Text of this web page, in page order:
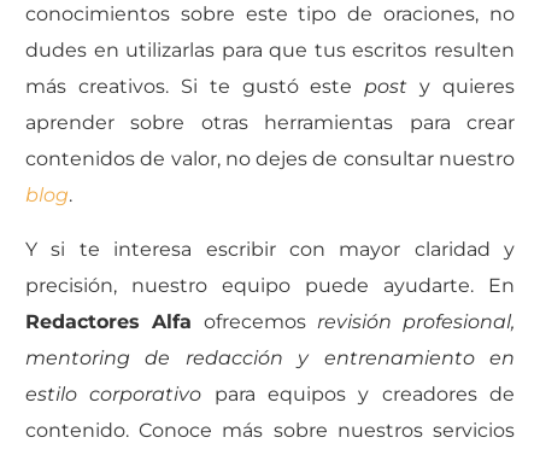
conocimientos sobre este tipo de oraciones, no
dudes en utilizarlas para que tus escritos resulten
más creativos. Si te gustó estepost y quieres
aprender sobre otras herramientas para crear
contenidos de valor, no dejes de consultar nuestro
blog.
Y si te interesa escribir con mayor claridad y
precisión, nuestro equipo puede ayudarte. En
Redactores Alfa ofrecemos revisión profesional,
mentoring de redacción y entrenamiento en
estilo corporativo para equipos y creadores de
contenido. Conoce más sobre nuestros servicios